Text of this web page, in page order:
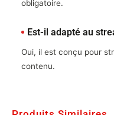
obligatoire.
Est-il adapté au
Oui, il est conçu pour
contenu.